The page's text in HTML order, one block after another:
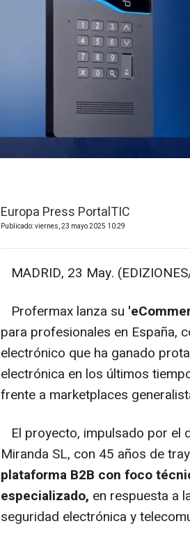
Europa Press PortalTIC
Publicado: viernes, 23 mayo 2025 10:29
MADRID, 23 May.
Profermax lanza su
para profesionales en España,
electrónico que ha ganado
electrónica en los últimos
frente a marketplaces
El proyecto, impulsado por el
Miranda SL, con 45 años de
plataforma B2B con foco
especializado, en respuesta a
seguridad electrónica y